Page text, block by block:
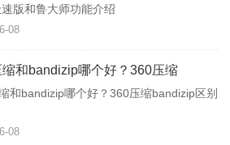
版和鲁大师功能介绍
08
和bandizip哪个好？360压缩
区别对比
和bandizip哪个好？360压缩bandizip区别
08